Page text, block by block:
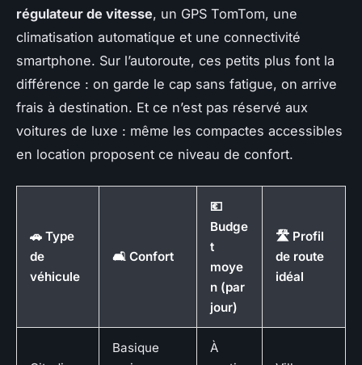
régulateur de vitesse, un GPS TomTom, une
climatisation automatique et une connectivité
smartphone. Sur l’autoroute, ces petits plus font la
différence : on garde le cap sans fatigue, on arrive
frais à destination. Et ce n’est pas réservé aux
voitures de luxe : même les compactes accessibles
en location proposent ce niveau de confort.
🚗 Type
de
véhicule
🛋️ Confort
💶
Budge
t
moye
n (par
jour)
🛣️ Profil
de route
idéal
Basique
À